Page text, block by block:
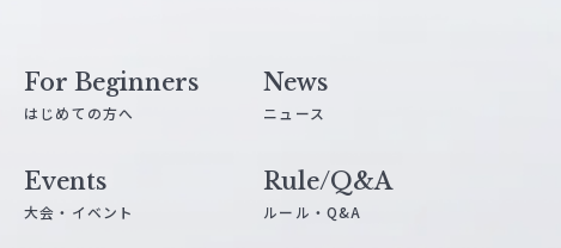
For Beginners
はじめての方へ
News
ニュース
Events
大会・イベント
Rule/Q&A
ルール・Q&A